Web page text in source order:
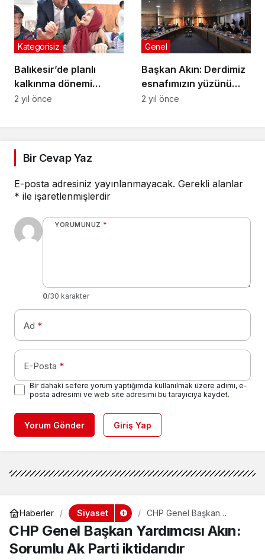
Balıkesir’de planlı
kalkınma dönemi
başladı
Kategorisiz
2 yıl önce
Başkan Akın: Derdimiz
esnafımızın yüzünü
güldürmek
Genel
2 yıl önce
Bir Cevap Yaz
E-posta adresiniz yayınlanmayacak. Gerekli alanlar
* ile işaretlenmişlerdir
YORUMUNUZ *
0/30 karakter
Ad *
E-Posta *
Bir dahaki sefere yorum yaptığımda kullanılmak üzere adımı, e-
posta adresimi ve web site adresimi bu tarayıcıya kaydet.
Yorum Gönder Giriş Yap
Haberler Siyaset
CHP Genel Başkan
Ak Parti iktidarıdır
CHP Genel Başkan Yardımcısı Akın:
Sorumlu Ak Parti iktidarıdır